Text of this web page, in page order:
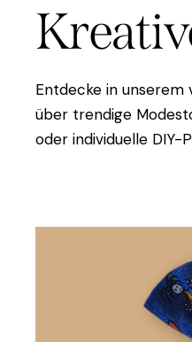
Entdecke in unserem
über trendige
oder individuelle